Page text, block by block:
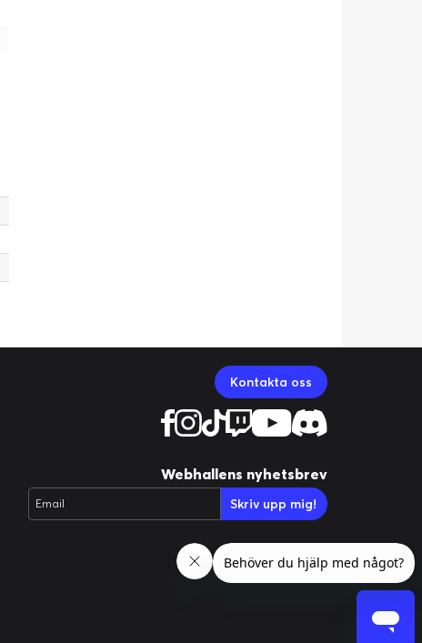
Kontakta oss
Webhallens nyhetsbrev
Email Skriv upp mig!